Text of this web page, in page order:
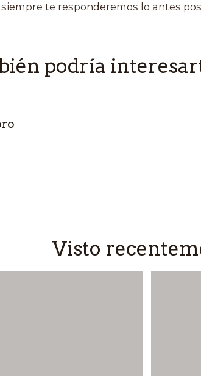
te responderemos lo antes
podría
Visto